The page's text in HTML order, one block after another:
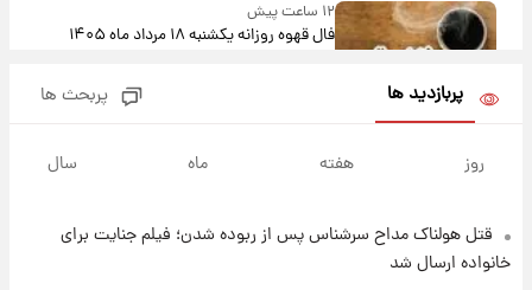
۱۲ ساعت پیش
فال قهوه روزانه یکشنبه ۱۸ مرداد ماه ۱۴۰۵
۲۰ ساعت پیش
پربازدید ها پربحث ها
روز هفته ماه سال
قتل هولناک مداح سرشناس پس از ربوده شدن؛ فیلم جنایت برای
خانواده ارسال شد